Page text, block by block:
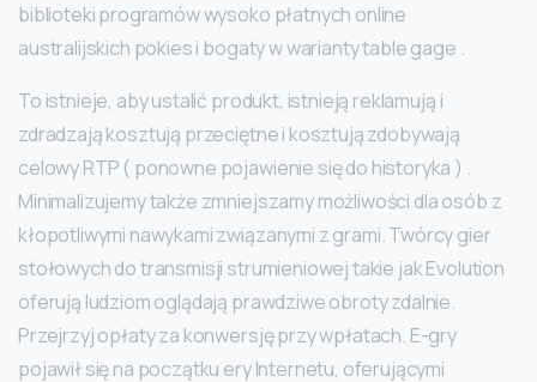
biblioteki programów wysoko płatnych online
australijskich pokies i bogaty w warianty table gage .
To istnieje, aby ustalić produkt, istnieją reklamują i
zdradzają kosztują przeciętne i kosztują zdobywają
celowy RTP ( ponowne pojawienie się do historyka ) .
Minimalizujemy także zmniejszamy możliwości dla osób z
kłopotliwymi nawykami związanymi z grami. Twórcy gier
stołowych do transmisji strumieniowej takie jak Evolution
oferują ludziom oglądają prawdziwe obroty zdalnie.
Przejrzyj opłaty za konwersję przy wpłatach. E-gry
pojawił się na początku ery Internetu, oferującymi